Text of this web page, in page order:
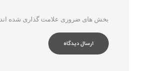
بخش های ضروری علامت گذاری شده اند